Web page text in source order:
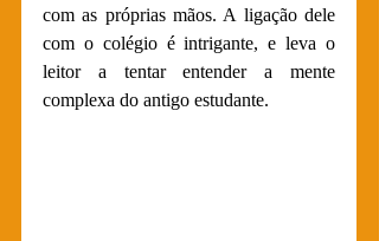
com as próprias mãos. A ligação dele
com o colégio é intrigante, e leva o
leitor a tentar entender a mente
complexa do antigo estudante.